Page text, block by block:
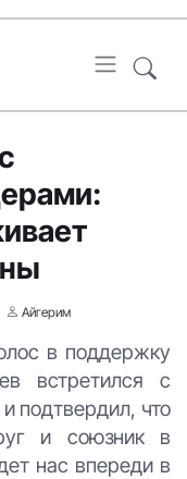
Айгерим
в поддержку
встретился с
подтвердил, что
и союзник в
нас впереди в